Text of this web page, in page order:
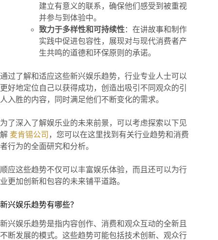
建立有意义的联系，确保他们感受到被重视
并参与到体验中。
致力于多样性和可持续性：在讲故事和制作
实践中促进包容性，展现对与现代消费者产
生共鸣的道德和环保原则的承诺。
通过了解和适应这些新兴娱乐趋势，行业专业人士可以
更好地定位自己以获得成功，创造出吸引不同观众的引
人入胜的内容，同时满足他们不断变化的需求。
为了深入了解娱乐业的未来前景，可以考虑探索以下见
解 麦肯锡公司 ，您可以在这里找到有关行业趋势和消费
者行为的全面研究和分析。
顺应这些趋势不仅可以丰富娱乐体验，而且还可以为行
业更加创新和包容的未来铺平道路。
新兴娱乐趋势有哪些？
新兴娱乐趋势是指内容创作、消费和观众互动的全新且
不断发展的模式。这些趋势可能包括技术创新、观众行